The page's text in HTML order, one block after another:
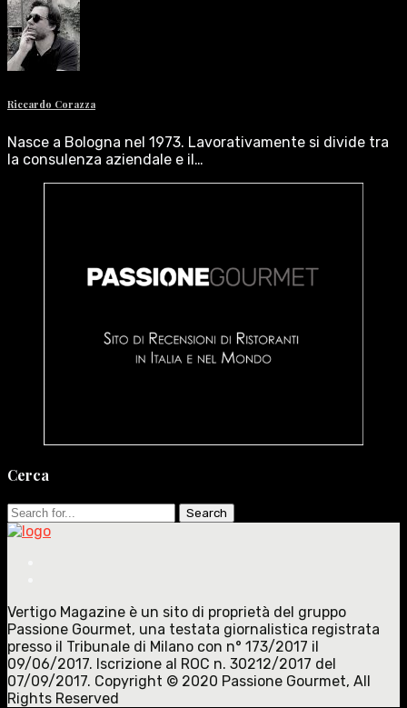
Riccardo Corazza
Nasce a Bologna nel 1973. Lavorativamente si divide tra
la consulenza aziendale e il…
Cerca
Search
for:
Vertigo Magazine è un sito di proprietà del gruppo
Passione Gourmet, una testata giornalistica registrata
presso il Tribunale di Milano con n° 173/2017 il
09/06/2017. Iscrizione al ROC n. 30212/2017 del
07/09/2017. Copyright © 2020 Passione Gourmet, All
Rights Reserved